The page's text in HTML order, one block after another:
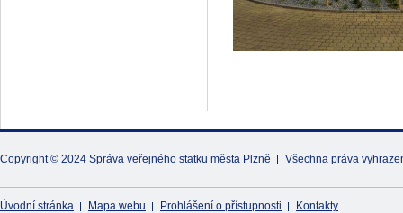
Copyright © 2024 Správa veřejného statku města Plzně Všechna práva
Úvodní stránka Mapa webu Prohlášení o přístupnosti Kontakty